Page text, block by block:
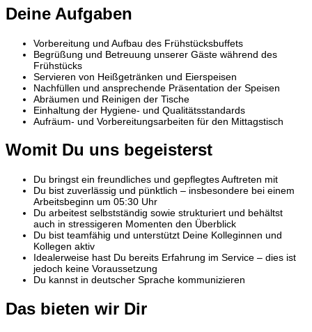
Deine Aufgaben
Vorbereitung und Aufbau des Frühstücksbuffets
Begrüßung und Betreuung unserer Gäste während des
Frühstücks
Servieren von Heißgetränken und Eierspeisen
Nachfüllen und ansprechende Präsentation der Speisen
Abräumen und Reinigen der Tische
Einhaltung der Hygiene- und Qualitätsstandards
Aufräum- und Vorbereitungsarbeiten für den Mittagstisch
Womit Du uns begeisterst
Du bringst ein freundliches und gepflegtes Auftreten mit
Du bist zuverlässig und pünktlich – insbesondere bei einem
Arbeitsbeginn um 05:30 Uhr
Du arbeitest selbstständig sowie strukturiert und behältst
auch in stressigeren Momenten den Überblick
Du bist teamfähig und unterstützt Deine Kolleginnen und
Kollegen aktiv
Idealerweise hast Du bereits Erfahrung im Service – dies ist
jedoch keine Voraussetzung
Du kannst in deutscher Sprache kommunizieren
Das bieten wir Dir